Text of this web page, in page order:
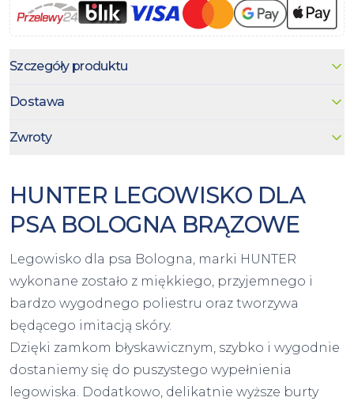
Szczegóły produktu
Dostawa
Zwroty
HUNTER LEGOWISKO DLA
PSA BOLOGNA BRĄZOWE
Legowisko dla psa Bologna, marki HUNTER
wykonane zostało z miękkiego, przyjemnego i
bardzo wygodnego poliestru oraz tworzywa
będącego imitacją skóry.
Dzięki zamkom błyskawicznym, szybko i wygodnie
dostaniemy się do puszystego wypełnienia
legowiska. Dodatkowo, delikatnie wyższe burty